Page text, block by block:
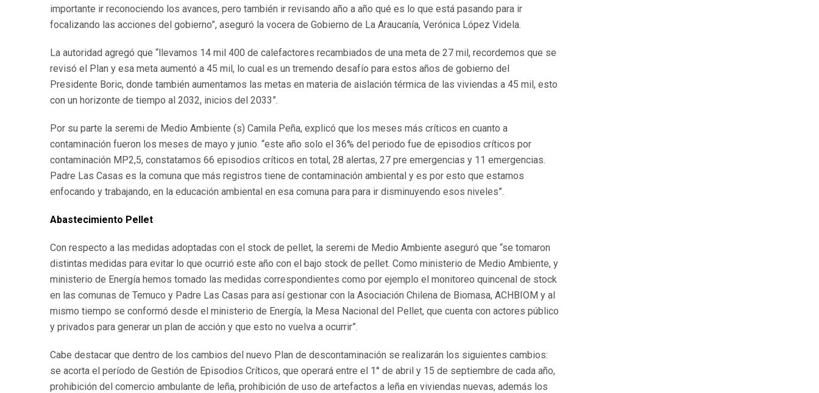
importante ir reconociendo los avances, pero también ir revisando año a año qué es lo que está pasando para ir
focalizando las acciones del gobierno”, aseguró la vocera de Gobierno de La Araucanía, Verónica López Videla.
La autoridad agregó que “llevamos 14 mil 400 de calefactores recambiados de una meta de 27 mil, recordemos que se
revisó el Plan y esa meta aumentó a 45 mil, lo cual es un tremendo desafío para estos años de gobierno del
Presidente Boric, donde también aumentamos las metas en materia de aislación térmica de las viviendas a 45 mil, esto
con un horizonte de tiempo al 2032, inicios del 2033”.
Por su parte la seremi de Medio Ambiente (s) Camila Peña, explicó que los meses más críticos en cuanto a
contaminación fueron los meses de mayo y junio. “este año solo el 36% del periodo fue de episodios críticos por
contaminación MP2,5, constatamos 66 episodios críticos en total, 28 alertas, 27 pre emergencias y 11 emergencias.
Padre Las Casas es la comuna que más registros tiene de contaminación ambiental y es por esto que estamos
enfocando y trabajando, en la educación ambiental en esa comuna para para ir disminuyendo esos niveles”.
Abastecimiento Pellet
Con respecto a las medidas adoptadas con el stock de pellet, la seremi de Medio Ambiente aseguró que “se tomaron
distintas medidas para evitar lo que ocurrió este año con el bajo stock de pellet. Como ministerio de Medio Ambiente, y
ministerio de Energía hemos tomado las medidas correspondientes como por ejemplo el monitoreo quincenal de stock
en las comunas de Temuco y Padre Las Casas para así gestionar con la Asociación Chilena de Biomasa, ACHBIOM y al
mismo tiempo se conformó desde el ministerio de Energía, la Mesa Nacional del Pellet, que cuenta con actores público
y privados para generar un plan de acción y que esto no vuelva a ocurrir”.
Cabe destacar que dentro de los cambios del nuevo Plan de descontaminación se realizarán los siguientes cambios:
se acorta el período de Gestión de Episodios Críticos, que operará entre el 1° de abril y 15 de septiembre de cada año,
prohibición del comercio ambulante de leña, prohibición de uso de artefactos a leña en viviendas nuevas, además los